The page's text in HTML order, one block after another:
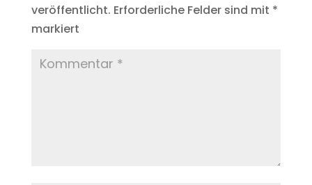
veröffentlicht. Erforderliche Felder sind mit *
markiert